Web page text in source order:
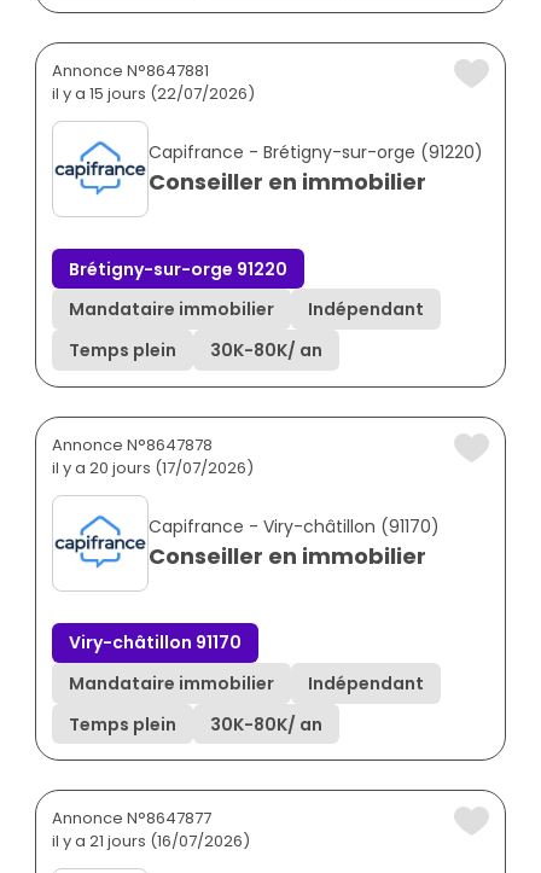
Annonce N°8647881
il y a 15 jours (22/07/2026)
Capifrance - Brétigny-sur-orge (91220)
Conseiller en immobilier
Brétigny-sur-orge 91220
Mandataire immobilier
Indépendant
Temps plein
30K-80K/ an
Annonce N°8647878
il y a 20 jours (17/07/2026)
Capifrance - Viry-châtillon (91170)
Conseiller en immobilier
Viry-châtillon 91170
Mandataire immobilier
Indépendant
Temps plein
30K-80K/ an
Annonce N°8647877
il y a 21 jours (16/07/2026)